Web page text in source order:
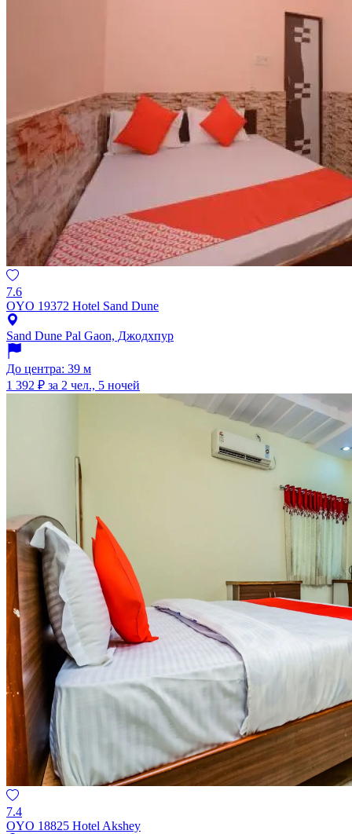
7.6
OYO 19372 Hotel Sand Dune
Sand Dune Pal Gaon, Джодхпур
До центра: 39 м
1 392 ₽ за 2 чел., 5 ночей
7.4
OYO 18825 Hotel Akshey